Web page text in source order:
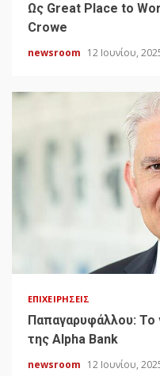
Ως Great Place to
Crowe
newsroom 12 Ιουνίου,
ΕΠΙΧΕΙΡΉΣΕΙΣ
Παπαγαρυφάλλου:
της Alpha Bank
newsroom 12 Ιουνίου,